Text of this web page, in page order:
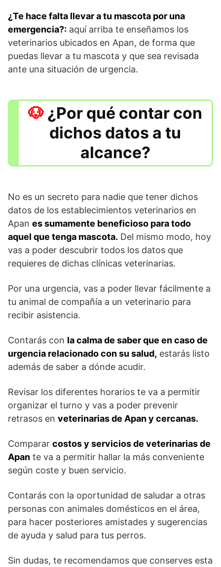
¿Te hace falta llevar a tu mascota por una
emergencia?: aquí arriba te enseñamos los
veterinarios ubicados en Apan, de forma que
puedas llevar a tu mascota y que sea revisada
ante una situación de urgencia.
¿Por qué contar con
dichos datos a tu
alcance?
No es un secreto para nadie que tener dichos
datos de los establecimientos veterinarios en
Apan es sumamente beneficioso para todo
aquel que tenga mascota. Del mismo modo, hoy
vas a poder descubrir todos los datos que
requieres de dichas clínicas veterinarias.
Por una urgencia, vas a poder llevar fácilmente a
tu animal de compañía a un veterinario para
recibir asistencia.
Contarás con la calma de saber que en caso de
urgencia relacionado con su salud, estarás listo
además de saber a dónde acudir.
Revisar los diferentes horarios te va a permitir
organizar el turno y vas a poder prevenir
retrasos en veterinarias de Apan y cercanas.
Comparar costos y servicios de veterinarias de
Apan te va a permitir hallar la más conveniente
según coste y buen servicio.
Contarás con la oportunidad de saludar a otras
personas con animales domésticos en el área,
para hacer posteriores amistades y sugerencias
de ayuda y salud para tus perros.
Sin dudas, te recomendamos que conserves esta